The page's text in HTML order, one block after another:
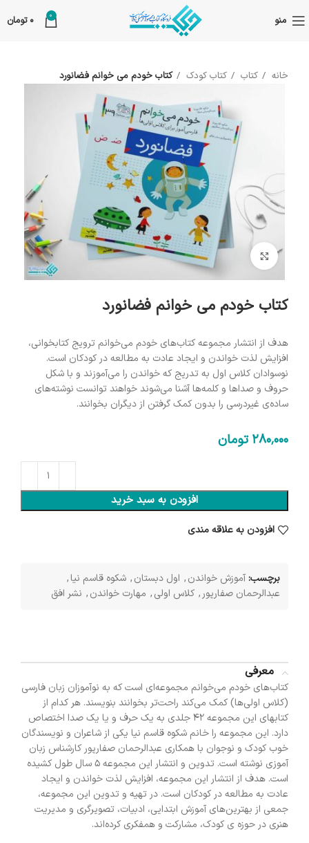
منو 0
0 تومان
خانه کتاب کتاب کودک کتاب خودم می خوانم فضانورد
بزرگنمایی تصویر
کتاب خودم می خوانم فضانورد
هدف از انتشار مجموعه کتاب‌های خودم می‌خوانم ترویج کتابخوانی،
افزایش لذت خواندن و ایجاد عادت به مطالعه در کودکان است.
نوسوادان کلاس اول به تدریج که خواندن را می‌آموزند و با شکل
حروف و صداها و کلمه‌ها آشنا می‌شوند خواهند توانست نوشته‌های
ساده‌ی غیردرسی را بدون کمک گرفتن از دیگران بخوانند.
280٬000 تومان
افزودن به سبد خرید
افزودن به علاقه مندی
برچسب:آموزش خواندن, اول دبستان, شکوه قاسم نیا,
عبدالرحمان صفارپور , کلاس اولی, مهارت خواندن, نشر افق
معرفی
کتاب‌های خودم می‌خوانم مجموعه‌ای است که به نوآموزان زبان فارسی
(کلاس اولی‌ها) کمک می‌کند راحت‌تر بخوانند بنویسند. هر کدام از
کتابهای این مجموعه 42 جلدی به یک حرف و یا یک صدا اختصاص
دارد. این مجموعه را خانم شکوه قاسم نیا یکی از شاعران و نویسندگان
خوب کودک و نوجوان با همکاری عبدالرحمان صفارپور کارشناس زبان
آموزی نوشته است. تدوین و انتشار این مجموعه 5 سال طول کشیده
است. هدف از انتشار این مجموعه، افزایش لذت خواندن و ایجاد
عادت به مطالعه در کودکان است. در تهیه و تدوین این مجموعه،
جمعی از بهترین‌های آموزش ابتدایی، ادبیات، تصویرگری و مدیریت
هنری در حوزه ی کودک، مشارکت و همفکری کرده‌اند.